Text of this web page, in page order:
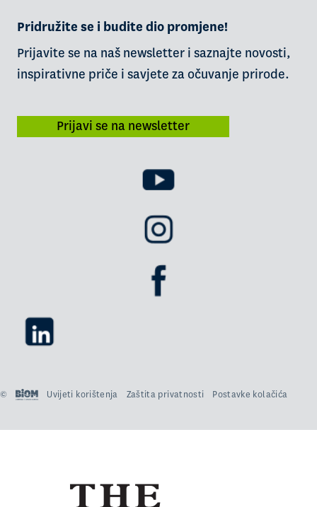
Pridružite se i budite dio promjene!
Prijavite se na naš newsletter i saznajte novosti,
inspirativne priče i savjete za očuvanje prirode.
Prijavi se na newsletter
© Uvijeti korištenja Zaštita privatnosti Postavke kolačića